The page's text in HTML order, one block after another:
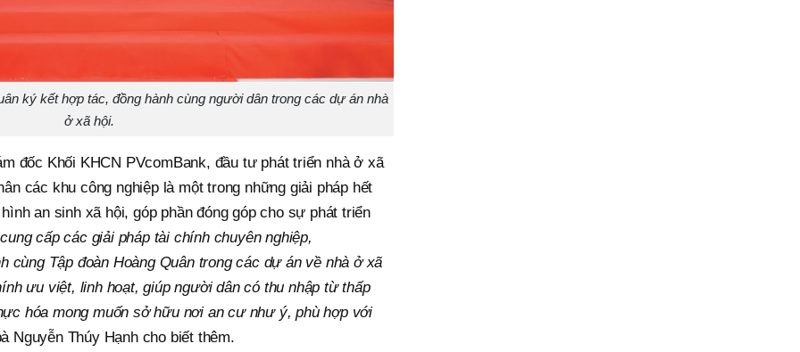
ký kết hợp tác, đồng hành cùng người dân trong các dự án nhà
ở xã hội.
đốc Khối KHCN PVcomBank, đầu tư phát triển nhà ở xã
các khu công nghiệp là một trong những giải pháp hết
an sinh xã hội, góp phần đóng góp cho sự phát triển
cấp các giải pháp tài chính chuyên nghiệp,
cùng Tập đoàn Hoàng Quân trong các dự án về nhà ở xã
ưu việt, linh hoạt, giúp người dân có thu nhập từ thấp
hóa mong muốn sở hữu nơi an cư như ý, phù hợp với
Nguyễn Thúy Hạnh cho biết thêm.